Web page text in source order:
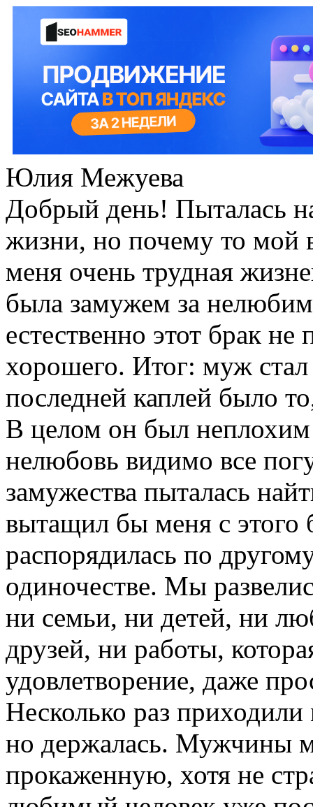
Юлия Межуева
Добрый день! Пыталась
жизни, но почему то мой
меня очень трудная
была замужем за
естественно этот брак не
хорошего. Итог: муж
последней каплей было
В целом он был
нелюбовь видимо все
замужества пыталась
вытащил бы меня с этого
распорядилась по
одиночестве. Мы
ни семьи, ни детей, ни
друзей, ни работы,
удовлетворение, даже
Несколько раз
но держалась. Мужчины
прокаженную, хотя не